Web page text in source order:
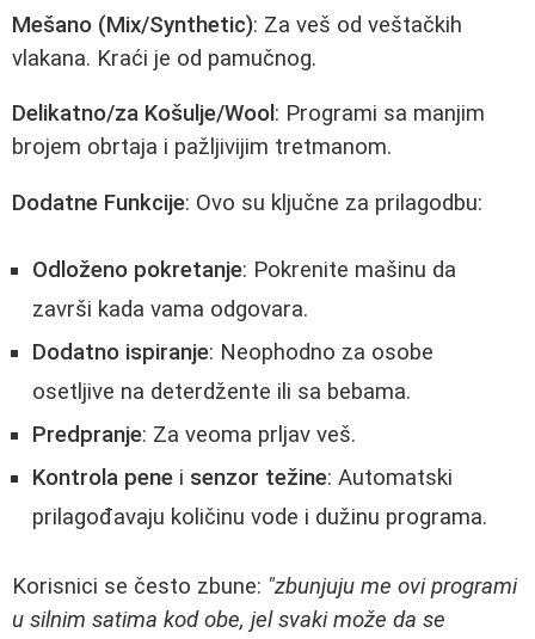
Mešano (Mix/Synthetic): Za veš od veštačkih
vlakana. Kraći je od pamučnog.
Delikatno/za Košulje/Wool : Programi sa manjim
brojem obrtaja i pažljivijim tretmanom.
Dodatne Funkcije: Ovo su ključne za prilagodbu:
Odloženo pokretanje: Pokrenite mašinu da
završi kada vama odgovara.
Dodatno ispiranje: Neophodno za osobe
osetljive na deterdžente ili sa bebama.
Predpranje: Za veoma prljav veš.
Kontrola pene i senzor težine: Automatski
prilagođavaju količinu vode i dužinu programa.
Korisnici se često zbune: "zbunjuju me ovi programi
u silnim satima kod obe, jel svaki može da se